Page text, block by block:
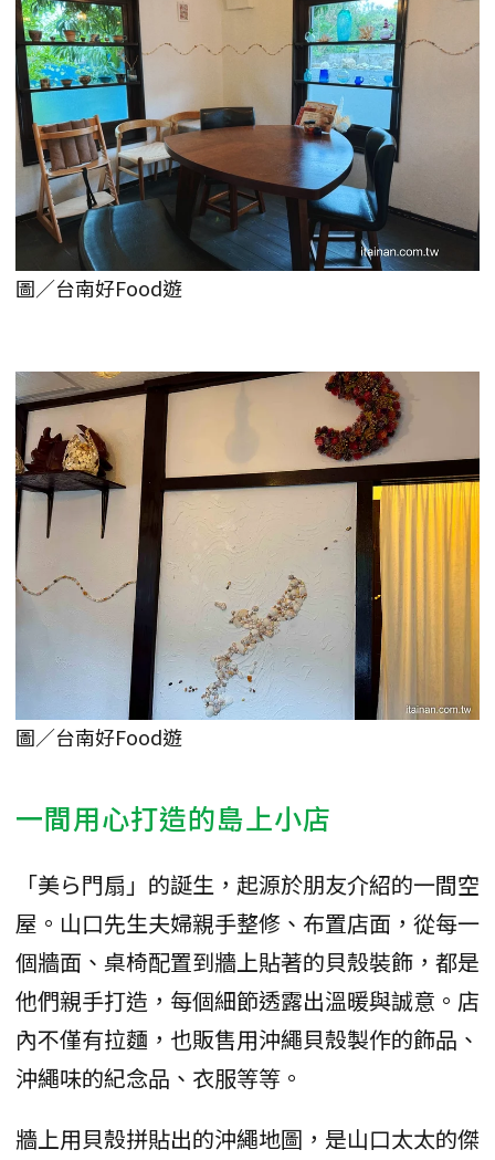
圖／台南好Food遊
圖／台南好Food遊
一間用心打造的島上小店
「美ら門扇」的誕生，起源於朋友介紹的一間空
屋。山口先生夫婦親手整修、布置店面，從每一
個牆面、桌椅配置到牆上貼著的貝殼裝飾，都是
他們親手打造，每個細節透露出溫暖與誠意。店
內不僅有拉麵，也販售用沖繩貝殼製作的飾品、
沖繩味的紀念品、衣服等等。
牆上用貝殼拼貼出的沖繩地圖，是山口太太的傑